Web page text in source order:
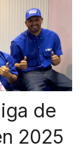
de
2025